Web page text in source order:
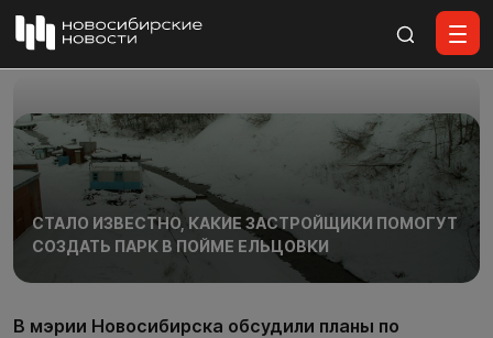
СТАЛО ИЗВЕСТНО, КАКИЕ ЗАСТРОЙЩИКИ ПОМОГУТ
СОЗДАТЬ ПАРК В ПОЙМЕ ЕЛЬЦОВКИ
В мэрии Новосибирска обсудили планы по